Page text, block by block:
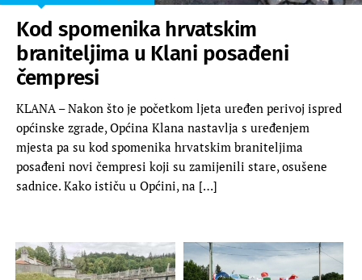
Kod spomenika hrvatskim
braniteljima u Klani posađeni
čempresi
KLANA – Nakon što je početkom ljeta uređen perivoj ispred
općinske zgrade, Općina Klana nastavlja s uređenjem
mjesta pa su kod spomenika hrvatskim braniteljima
posađeni novi čempresi koji su zamijenili stare, osušene
sadnice. Kako ističu u Općini, na […]